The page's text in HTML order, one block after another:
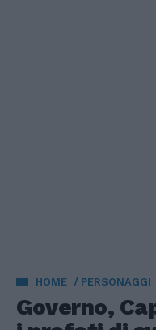
HOME PERSONAGGI
Governo,